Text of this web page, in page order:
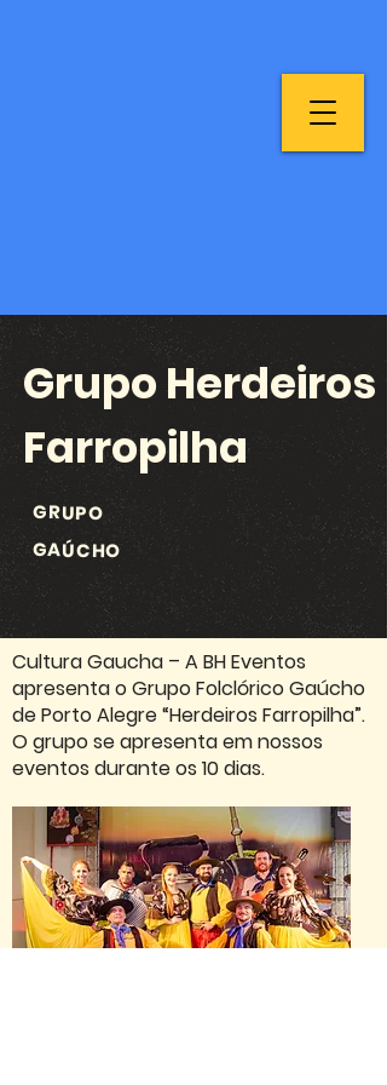
Cultura Gaucha – A BH Eventos
apresenta o Grupo Folclórico Gaúcho
de Porto Alegre “Herdeiros Farropilha”.
O grupo se apresenta em nossos
eventos durante os 10 dias.
Grupo Herdeiros
Farropilha
GRUPO
GAÚCHO